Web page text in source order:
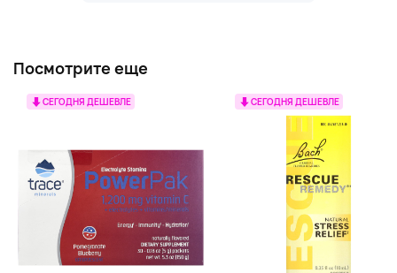
Посмотрите еще
СЕГОДНЯ ДЕШЕВЛЕ СЕГОДНЯ ДЕШЕВЛЕ